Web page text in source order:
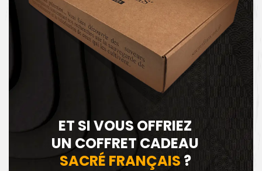
ET SI VOUS OFFRIEZ
UN COFFRET CADEAU
SACRÉ FRANÇAIS ?